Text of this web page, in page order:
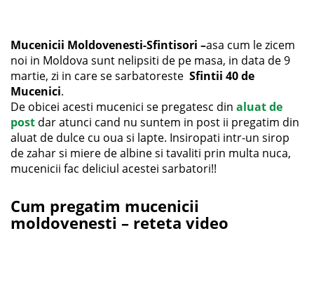
Mucenicii Moldovenesti-Sfintisori –asa cum le zicem
noi in Moldova sunt nelipsiti de pe masa, in data de 9
martie, zi in care se sarbatoreste Sfintii 40 de
Mucenici.
De obicei acesti mucenici se pregatesc din aluat de
post dar atunci cand nu suntem in post ii pregatim din
aluat de dulce cu oua si lapte. Insiropati intr-un sirop
de zahar si miere de albine si tavaliti prin multa nuca,
mucenicii fac deliciul acestei sarbatori!!
Cum pregatim mucenicii
moldovenesti – reteta video